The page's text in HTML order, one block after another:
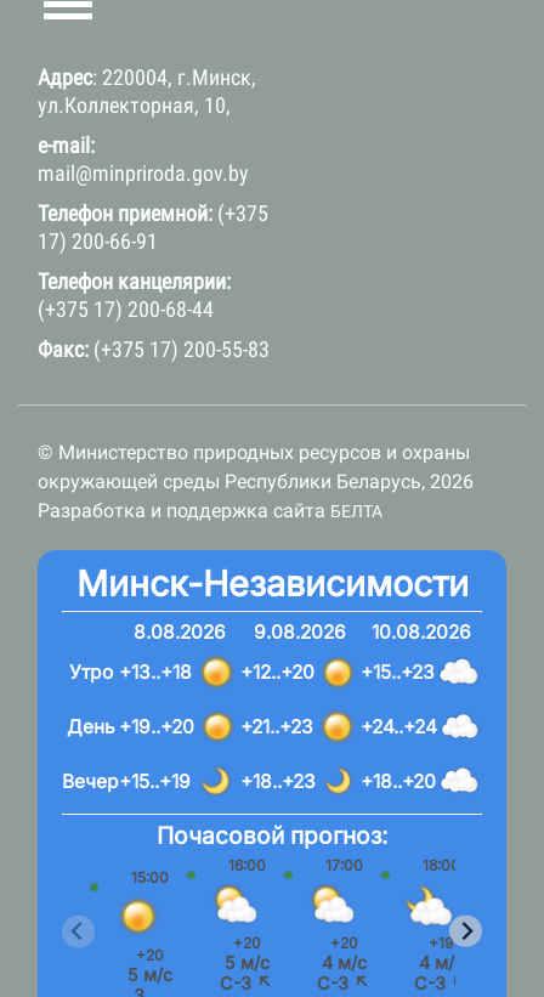
Адрес: 220004, г.Минск,
ул.Коллекторная, 10,
e-mail:
mail@minpriroda.gov.by
Телефон приемной: (+375
17) 200-66-91
Телефон канцелярии:
(+375 17) 200-68-44
Факс: (+375 17) 200-55-83
© Министерство природных ресурсов и охраны
окружающей среды Республики Беларусь, 2026
Разработка и поддержка сайта БЕЛТА
Минск-Независимости
8.08.2026
+13..+18
+19..+20
+15..+19
9.08.2026
+12..+20
+21..+23
+18..+23
10.08.2026
+15..+23
+24..+24
+18..+20
Вечер
День
Утро
Почасовой прогноз:
15:00
+20
5 м/с
16:00
+20
5 м/с
С-З ↖
17:00
+20
4 м/с
С-З ↖
18:00
+19
4 м/с
С-З ↖